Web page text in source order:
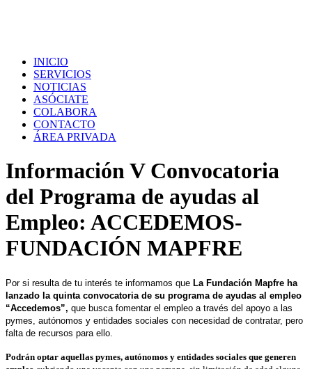
INICIO
SERVICIOS
NOTICIAS
ASÓCIATE
COLABORA
CONTACTO
ÁREA PRIVADA
Información V Convocatoria
del Programa de ayudas al
Empleo: ACCEDEMOS-
FUNDACIÓN MAPFRE
Por si resulta de tu interés te informamos que La Fundación Mapfre ha
lanzado la quinta convocatoria de su programa de ayudas al empleo
“Accedemos”, que busca fomentar el empleo a través del apoyo a las
pymes, autónomos y entidades sociales con necesidad de contratar, pero
falta de recursos para ello.
Podrán optar aquellas pymes, autónomos y entidades sociales que generen